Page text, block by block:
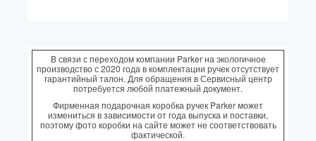
В связи с переходом компании Parker на экологичное
производство с 2020 года в комплектации ручек отсутствует
гарантийный талон. Для обращения в Сервисный центр
потребуется любой платежный документ.
Фирменная подарочная коробка ручек Parker может
измениться в зависимости от года выпуска и поставки,
поэтому фото коробки на сайте может не соответствовать
фактической.